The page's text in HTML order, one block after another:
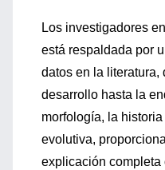
Los investigadores
está respaldada por
datos en la literatura,
desarrollo hasta la
morfología, la
evolutiva,
explicación